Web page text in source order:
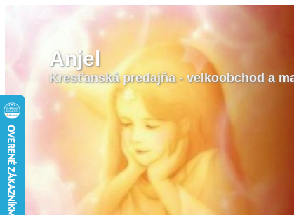
Anjel
Kresťanská predajňa - velkoobchod a